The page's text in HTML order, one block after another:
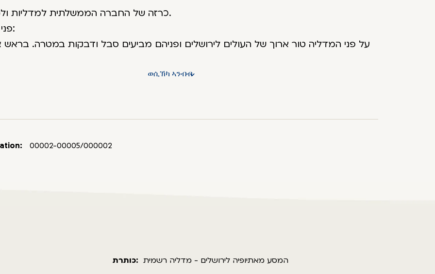
כרזה של החברה הממשלתית למדליות ולמטבעות.
פני המדליה:
על פני המדליה טור ארוך של העולים לירושלים ופניהם מביעים סבל ודבקות במטרה.
מתוך התפילה "מרחוק ישתחוו לירושלים הקדושה" בעברית ובגעז.
ወሲኽካ ኣንብብ
00002-00005/000002
כותרת: המסע מאתיופיה לירושלים - מדליה רשמית